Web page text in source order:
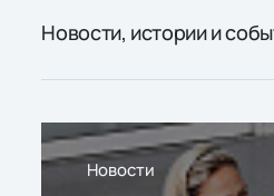
Новости, истории и
Новости